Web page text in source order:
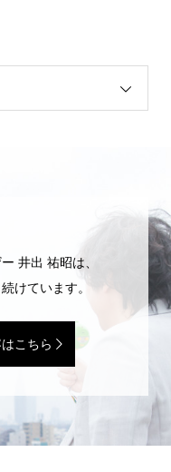
井出 祐昭は、
けています。
こちら